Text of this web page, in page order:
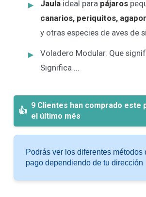
Jaulaideal para pájaros
canarios, periquitos,
y otras especies de aves de
Voladero Modular. Que
Significa ...
9 Clientes han comprado este
el último més
Podrás ver los diferentes métodos
pago dependiendo de tu dirección